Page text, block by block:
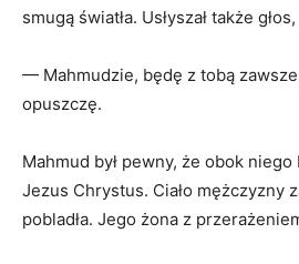
smugą światła. Usłyszał także
— Mahmudzie, będę z tobą
opuszczę.
Mahmud był pewny, że obok niego
Jezus Chrystus. Ciało mężczyzny
pobladła. Jego żona z